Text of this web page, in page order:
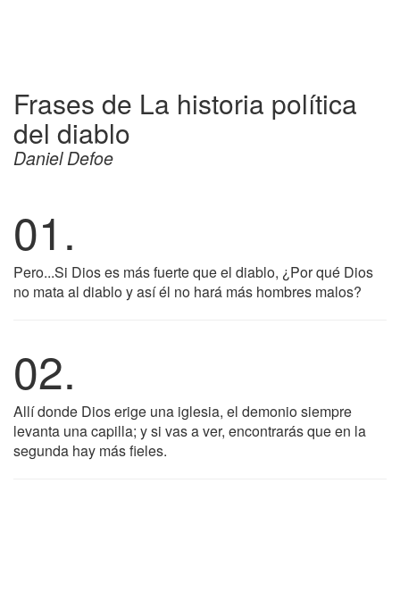
Frases de La historia política
del diablo
Daniel Defoe
01.
Pero...Si Dios es más fuerte que el diablo, ¿Por qué Dios
no mata al diablo y así él no hará más hombres malos?
02.
Allí donde Dios erige una iglesia, el demonio siempre
levanta una capilla; y si vas a ver, encontrarás que en la
segunda hay más fieles.